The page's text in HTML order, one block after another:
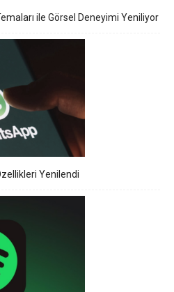
ile Görsel Deneyimi Yeniliyor
Yenilendi